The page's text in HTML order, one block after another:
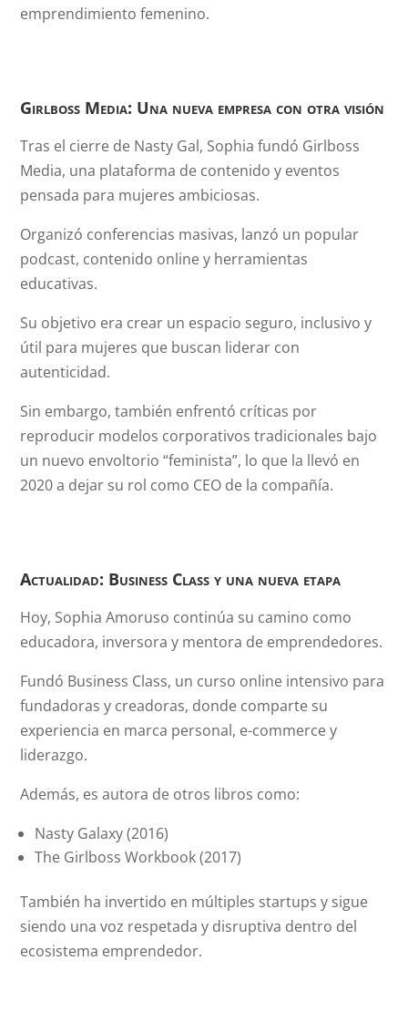
emprendimiento femenino.
Girlboss Media: Una nueva empresa con otra visión
Tras el cierre de Nasty Gal, Sophia fundó Girlboss
Media, una plataforma de contenido y eventos
pensada para mujeres ambiciosas.
Organizó conferencias masivas, lanzó un popular
podcast, contenido online y herramientas
educativas.
Su objetivo era crear un espacio seguro, inclusivo y
útil para mujeres que buscan liderar con
autenticidad.
Sin embargo, también enfrentó críticas por
reproducir modelos corporativos tradicionales bajo
un nuevo envoltorio “feminista”, lo que la llevó en
2020 a dejar su rol como CEO de la compañía.
Actualidad: Business Class y una nueva etapa
Hoy, Sophia Amoruso continúa su camino como
educadora, inversora y mentora de emprendedores.
Fundó Business Class, un curso online intensivo para
fundadoras y creadoras, donde comparte su
experiencia en marca personal, e-commerce y
liderazgo.
Además, es autora de otros libros como:
Nasty Galaxy (2016)
The Girlboss Workbook (2017)
También ha invertido en múltiples startups y sigue
siendo una voz respetada y disruptiva dentro del
ecosistema emprendedor.